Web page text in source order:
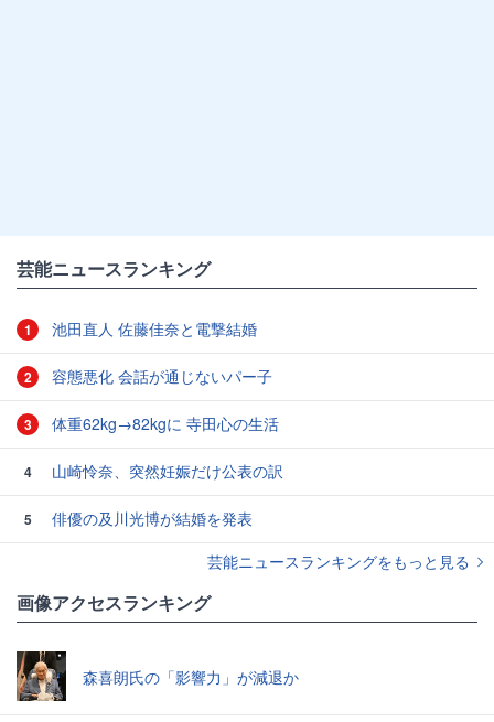
芸能ニュースランキング
1 池田直人 佐藤佳奈と電撃結婚
2 容態悪化 会話が通じないパー子
3 体重62kg→82kgに 寺田心の生活
4 山崎怜奈、突然妊娠だけ公表の訳
5
俳優の及川光博が結婚を発表
芸能ニュースランキングをもっと見る
画像アクセスランキング
森喜朗氏の「影響力」が減退か